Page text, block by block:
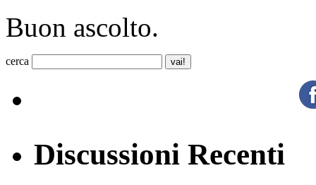
Buon ascolto.
cerca
Discussioni Recenti